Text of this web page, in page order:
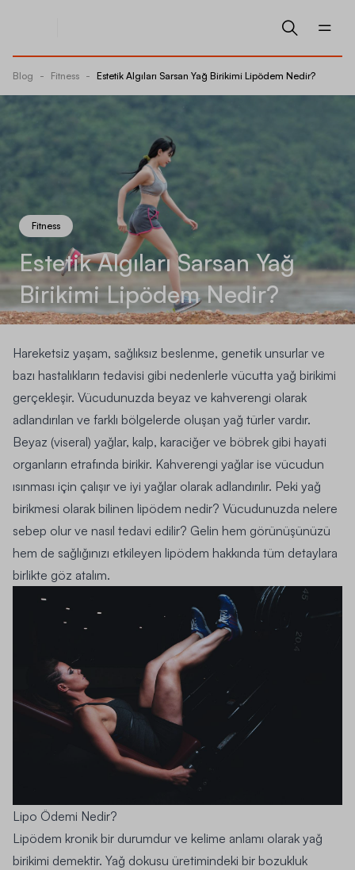
Blog - Fitness - Estetik Algıları Sarsan Yağ Birikimi Lipödem Nedir?
Fitness
Estetik Algıları Sarsan Yağ
Birikimi Lipödem Nedir?
Hareketsiz yaşam, sağlıksız beslenme, genetik unsurlar ve
bazı hastalıkların tedavisi gibi nedenlerle vücutta yağ birikimi
gerçekleşir. Vücudunuzda beyaz ve kahverengi olarak
adlandırılan ve farklı bölgelerde oluşan yağ türler vardır.
Beyaz (viseral) yağlar, kalp, karaciğer ve böbrek gibi hayati
organların etrafında birikir. Kahverengi yağlar ise vücudun
ısınması için çalışır ve iyi yağlar olarak adlandırılır. Peki yağ
birikmesi olarak bilinen lipödem nedir? Vücudunuzda nelere
sebep olur ve nasıl tedavi edilir? Gelin hem görünüşünüzü
hem de sağlığınızı etkileyen lipödem hakkında tüm detaylara
birlikte göz atalım.
Lipo Ödemi Nedir?
Lipödem kronik bir durumdur ve kelime anlamı olarak yağ
birikimi demektir. Yağ dokusu üretimindeki bir bozukluk